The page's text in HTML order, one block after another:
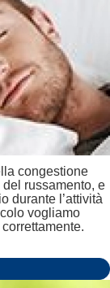
congestione
russamento, e
durante l’attività
vogliamo